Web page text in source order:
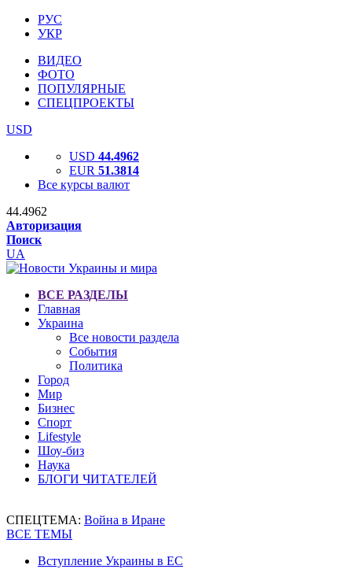
РУС
УКР
ВИДЕО
ФОТО
ПОПУЛЯРНЫЕ
СПЕЦПРОЕКТЫ
USD
USD 44.4962
EUR 51.3814
Все курсы валют
44.4962
Авторизация
Поиск
UA
ВСЕ РАЗДЕЛЫ
Главная
Украина
Все новости раздела
События
Политика
Город
Мир
Бизнес
Спорт
Lifestyle
Шоу-биз
Наука
БЛОГИ ЧИТАТЕЛЕЙ
СПЕЦТЕМА: Война в Иране
ВСЕ ТЕМЫ
Вступление Украины в ЕС